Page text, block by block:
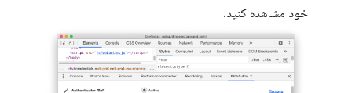
خود مشاهده کنید.